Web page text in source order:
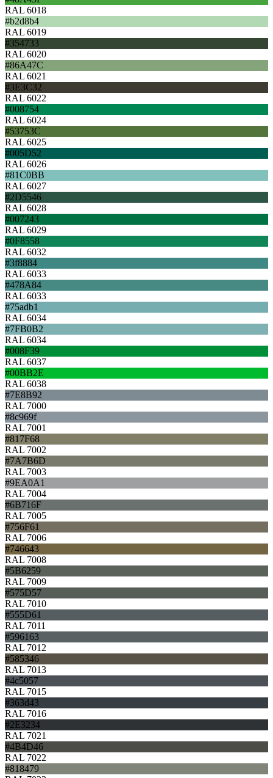
RAL 6018
#b2d8b4
RAL 6019
#354733
RAL 6020
#86A47C
RAL 6021
#3E3C32
RAL 6022
#008754
RAL 6024
#53753C
RAL 6025
#005D52
RAL 6026
#81C0BB
RAL 6027
#2D5546
RAL 6028
#007243
RAL 6029
#0F8558
RAL 6032
#3f8884
RAL 6033
#478A84
RAL 6033
#75adb1
RAL 6034
#7FB0B2
RAL 6034
#008F39
RAL 6037
#00BB2E
RAL 6038
#7E8B92
RAL 7000
#8c969f
RAL 7001
#817F68
RAL 7002
#7A7B6D
RAL 7003
#9EA0A1
RAL 7004
#6B716F
RAL 7005
#756F61
RAL 7006
#746643
RAL 7008
#5B6259
RAL 7009
#575D57
RAL 7010
#555D61
RAL 7011
#596163
RAL 7012
#585346
RAL 7013
#4c5057
RAL 7015
#363d43
RAL 7016
#2E3234
RAL 7021
#4B4D46
RAL 7022
#818479